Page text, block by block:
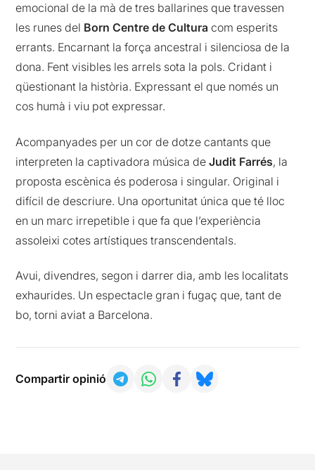
emocional de la mà de tres ballarines que travessen
les runes del Born Centre de Cultura com esperits
errants. Encarnant la força ancestral i silenciosa de la
dona. Fent visibles les arrels sota la pols. Cridant i
qüestionant la història. Expressant el que només un
cos humà i viu pot expressar.
Acompanyades per un cor de dotze cantants que
interpreten la captivadora música deJudit Farrés, la
proposta escènica és poderosa i singular. Original i
difícil de descriure. Una oportunitat única que té lloc
en un marc irrepetible i que fa que l’experiència
assoleixi cotes artístiques transcendentals.
Avui, divendres, segon i darrer dia, amb les localitats
exhaurides. Un espectacle gran i fugaç que, tant de
bo, torni aviat a Barcelona.
Compartir opinió